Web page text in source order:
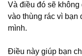
Và điều đó sẽ
vào thùng rác vì bạn
mình.
Điều này giúp bạn